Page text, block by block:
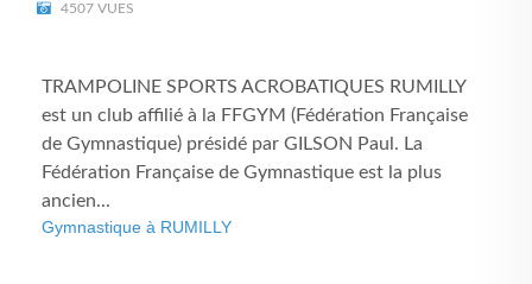
4507 VUES
TRAMPOLINE SPORTS ACROBATIQUES RUMILLY
est un club affilié à la FFGYM (Fédération Française
de Gymnastique) présidé par GILSON Paul. La
Fédération Française de Gymnastique est la plus
ancien...
Gymnastique à RUMILLY